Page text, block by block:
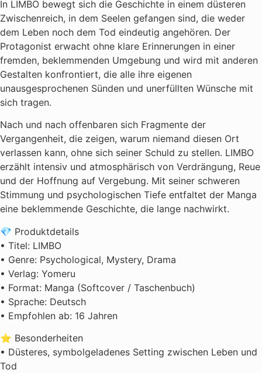
In LIMBO bewegt sich die Geschichte in einem düsteren
Zwischenreich, in dem Seelen gefangen sind, die weder
dem Leben noch dem Tod eindeutig angehören. Der
Protagonist erwacht ohne klare Erinnerungen in einer
fremden, beklemmenden Umgebung und wird mit anderen
Gestalten konfrontiert, die alle ihre eigenen
unausgesprochenen Sünden und unerfüllten Wünsche mit
sich tragen.
Nach und nach offenbaren sich Fragmente der
Vergangenheit, die zeigen, warum niemand diesen Ort
verlassen kann, ohne sich seiner Schuld zu stellen. LIMBO
erzählt intensiv und atmosphärisch von Verdrängung, Reue
und der Hoffnung auf Vergebung. Mit seiner schweren
Stimmung und psychologischen Tiefe entfaltet der Manga
eine beklemmende Geschichte, die lange nachwirkt.
💎 Produktdetails
• Titel: LIMBO
• Genre: Psychological, Mystery, Drama
• Verlag: Yomeru
• Format: Manga (Softcover / Taschenbuch)
• Sprache: Deutsch
• Empfohlen ab: 16 Jahren
⭐ Besonderheiten
• Düsteres, symbolgeladenes Setting zwischen Leben und
Tod